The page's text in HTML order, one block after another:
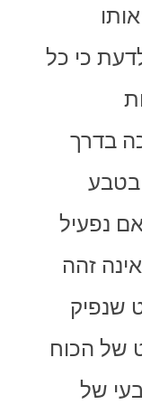
כי כל
בדרך
בטבע
נפעיל
זהה
שנפיק
של הכוח
של